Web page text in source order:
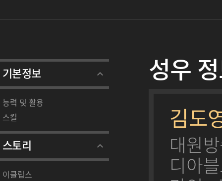
기본정보
능력 및 활용
스킬
스토리
이클립스
성우
김도
대원
디아